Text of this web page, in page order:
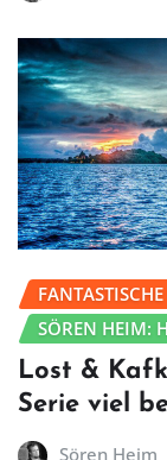
FANTASTISCHE
SÖREN HEIM:
Lost &
Serie viel
Sören Heim